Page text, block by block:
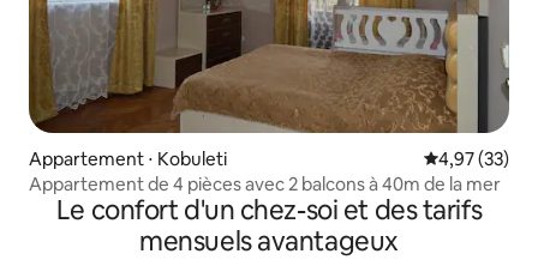
Appartement ⋅ Kobuleti Évaluation
4,97 (33)
Appartement de 4 pièces avec 2 balcons à 40m de la mer
Le confort d'un chez-soi et des tarifs
mensuels avantageux